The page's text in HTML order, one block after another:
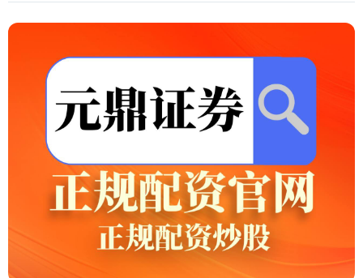
创业板指 3515.56 -19.58 -0.55%